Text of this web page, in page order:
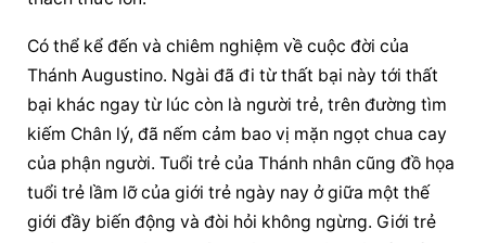
Có thể kể đến và chiêm nghiệm về cuộc đời của
Thánh Augustino. Ngài đã đi từ thất bại này tới thất
bại khác ngay từ lúc còn là người trẻ, trên đường tìm
kiếm Chân lý, đã nếm cảm bao vị mặn ngọt chua cay
của phận người. Tuổi trẻ của Thánh nhân cũng đồ họa
tuổi trẻ lầm lỡ của giới trẻ ngày nay ở giữa một thế
giới đầy biến động và đòi hỏi không ngừng. Giới trẻ